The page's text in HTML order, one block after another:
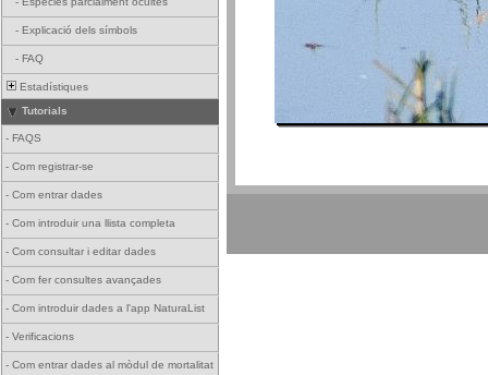
- Explicació dels símbols
- FAQ
Estadístiques
Tutorials
- FAQS
- Com registrar-se
- Com entrar dades
- Com introduir una llista completa
- Com consultar i editar dades
- Com fer consultes avançades
- Com introduir dades a l'app NaturaList
- Verificacions
- Com entrar dades al mòdul de mortalitat